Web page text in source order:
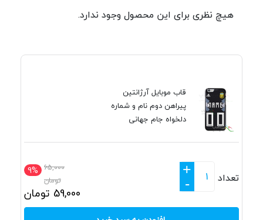
هیچ نظری برای این محصول وجود ندارد.
قاب موبایل آرژانتین
پیراهن دوم نام و شماره
دلخواه جام جهانی
9% 65,000
تومان
59,000 تومان
تعداد
+
-